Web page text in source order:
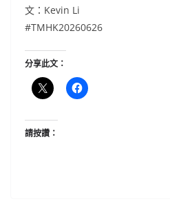
文：Kevin Li
#TMHK20260626
分享此文：
請按讚：